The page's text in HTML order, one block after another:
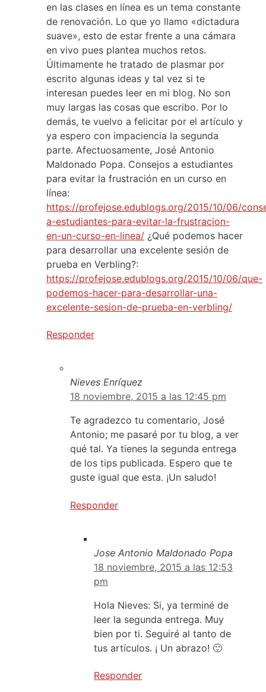
en las clases en línea es un tema constante
de renovación. Lo que yo llamo «dictadura
suave», esto de estar frente a una cámara
en vivo pues plantea muchos retos.
Últimamente he tratado de plasmar por
escrito algunas ideas y tal vez si te
interesan puedes leer en mi blog. No son
muy largas las cosas que escribo. Por lo
demás, te vuelvo a felicitar por el artículo y
ya espero con impaciencia la segunda
parte. Afectuosamente, José Antonio
Maldonado Popa. Consejos a estudiantes
para evitar la frustración en un curso en
línea:
https://profejose.edublogs.org/2015/10/06/
a-estudiantes-para-evitar-la-frustracion-
en-un-curso-en-linea/ ¿Qué podemos hacer
para desarrollar una excelente sesión de
prueba en Verbling?:
https://profejose.edublogs.org/2015/10/06/que-
podemos-hacer-para-desarrollar-una-
excelente-sesion-de-prueba-en-verbling/
Responder
Nieves Enríquez
18 noviembre, 2015 a las 12:45 pm
Te agradezco tu comentario, José
Antonio; me pasaré por tu blog, a ver
qué tal. Ya tienes la segunda entrega
de los tips publicada. Espero que te
guste igual que esta. ¡Un saludo!
Responder
Jose Antonio Maldonado Popa
18 noviembre, 2015 a las 12:53
pm
Hola Nieves: Si, ya terminé de
leer la segunda entrega. Muy
bien por ti. Seguiré al tanto de
tus artículos. ¡ Un abrazo! 🙂
Responder